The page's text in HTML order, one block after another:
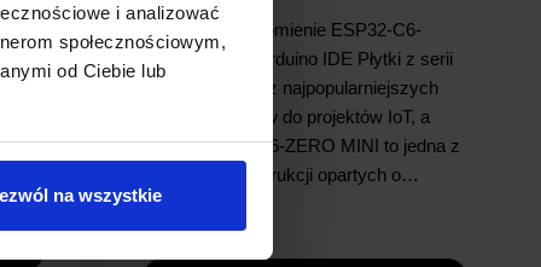
i analizować
społecznościowym,
od Ciebie lub
na wszystkie
Pierwsze uruchomienie ESP32-C6-
ZERO MINI w Arduino IDE Płytki z serii
ESP32 to jedne z najpopularniejszych
mikrokontrolerów do projektów IoT, a
model ESP32-C6-ZERO MINI to jedna z
nowszych konstrukcji opartych o…
Czytaj dalej